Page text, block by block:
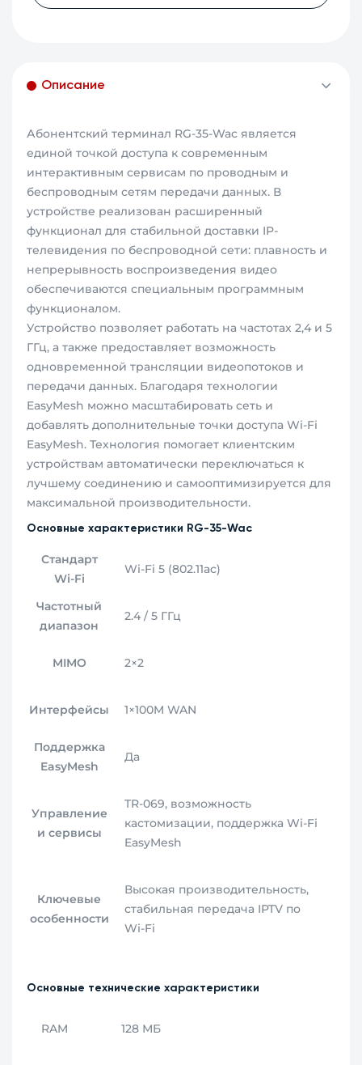
Описание
Абонентский терминал RG-35-Wac является
единой точкой доступа к современным
интерактивным сервисам по проводным и
беспроводным сетям передачи данных. В
устройстве реализован расширенный
функционал для стабильной доставки IP-
телевидения по беспроводной сети: плавность и
непрерывность воспроизведения видео
обеспечиваются специальным программным
функционалом.
Устройство позволяет работать на частотах 2,4 и 5
ГГц, а также предоставляет возможность
одновременной трансляции видеопотоков и
передачи данных. Благодаря технологии
EasyMesh можно масштабировать сеть и
добавлять дополнительные точки доступа Wi‑Fi
EasyMesh. Технология помогает клиентским
устройствам автоматически переключаться к
лучшему соединению и самооптимизируется для
максимальной производительности.
Основные характеристики RG-35-Wac
Стандарт
Wi‑Fi
Wi‑Fi 5 (802.11ac)
Частотный
диапазон
2.4 / 5 ГГц
MIMO 2×2
Интерфейсы 1×100M WAN
Поддержка
EasyMesh
Да
Управление
и сервисы
TR‑069, возможность
кастомизации, поддержка Wi‑Fi
EasyMesh
Ключевые
особенности
Высокая производительность,
стабильная передача IPTV по
Wi‑Fi
Основные технические характеристики
RAM 128 МБ